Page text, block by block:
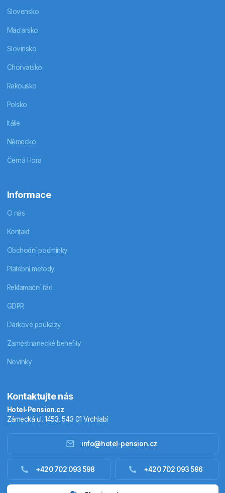
Ubytování zahraniční
Slovensko
Maďarsko
Slovinsko
Chorvatsko
Rakousko
Polsko
Itálie
Německo
Černá Hora
Informace
O nás
Kontakt
Obchodní podmínky
Platební metody
Reklamační řád
GDPR
Dárkové poukazy
Zaměstnanecké benefity
Novinky
Kontaktujte nás
Hotel-Pension.cz
Zámecká ul. 1453, 543 01 Vrchlabí
info@hotel-pension.cz
+420 702 093 598 +420 702 093 596